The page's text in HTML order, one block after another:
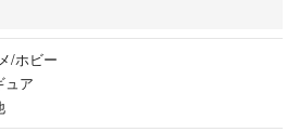
のキャンセルはお受けできません。予めご
/ホビー
ュア